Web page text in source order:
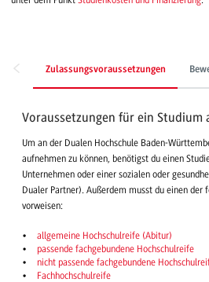
Zulassungsvoraussetzungen
Voraussetzungen für ein Studium
Um an der Dualen Hochschule Baden-
aufnehmen zu können, benötigst du einen
Unternehmen oder einer sozialen oder
Dualer Partner). Außerdem musst du einen der
vorweisen:
allgemeine Hochschulreife (Abitur)
passende fachgebundene Hochschulreife
nicht passende fachgebundene
Fachhochschulreife